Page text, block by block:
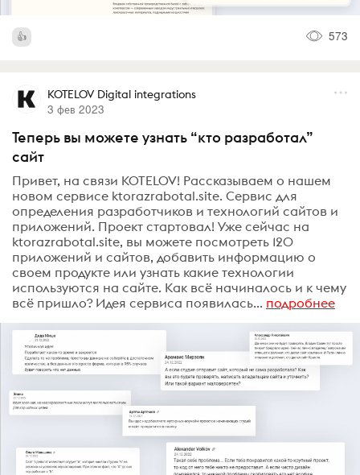
573
KOTELOV Digital integrations
3 фев 2023
Теперь вы можете узнать “кто разработал”
сайт
Привет, на связи KOTELOV! Рассказываем о нашем
новом сервисе ktorazrabotal.site. Сервис для
определения разработчиков и технологий сайтов и
приложений. Проект стартовал! Уже сейчас на
ktorazrabotal.site, вы можете посмотреть 120
приложений и сайтов, добавить информацию о
своем продукте или узнать какие технологии
используются на сайте. Как всё начиналось и к чему
всё пришло? Идея сервиса появилась... подробнее